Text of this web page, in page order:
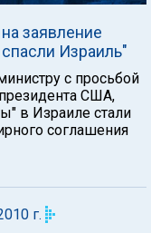
заявление
Израиль"
с просьбой
США,
в Израиле стали
соглашения
г.